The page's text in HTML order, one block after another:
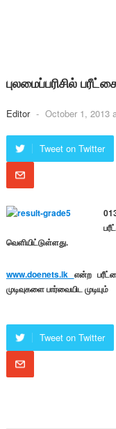
புலமைப்பரிசில்
Editor - October 1, 2013
Tweet on Twitter
வெளியிட்டுள்ளது.
www.doenets.lk என்ற
முடிவுகளை பார்வையிட முடியும்
Tweet on Twitter